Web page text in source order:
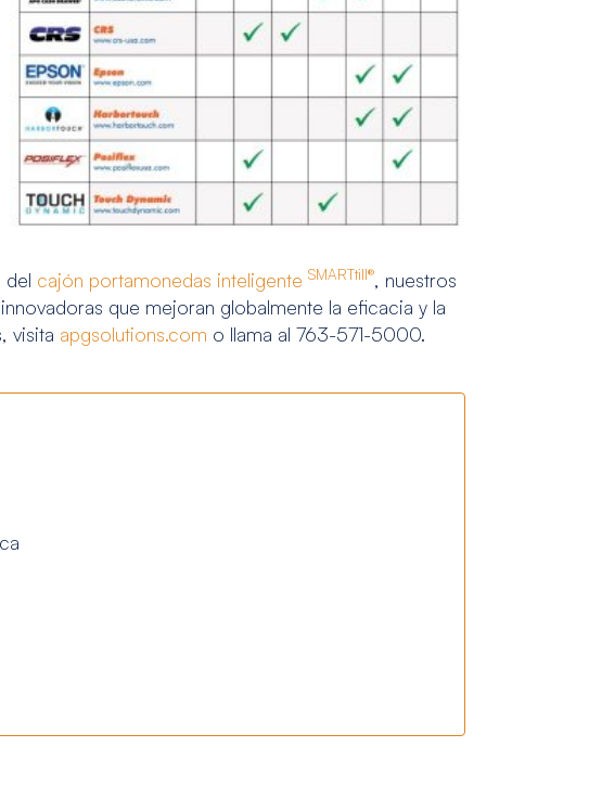
del cajón portamonedas inteligente SMARTtill®, nuestros
que mejoran globalmente la eficacia y la
visita apgsolutions.com o llama al 763-571-5000.